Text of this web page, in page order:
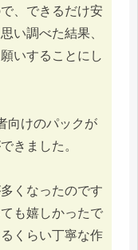
、できるだけ安
い調べた結果、
いすることにし
向けのパックが
きました。
くなったのです
も嬉しかったで
くらい丁寧な作